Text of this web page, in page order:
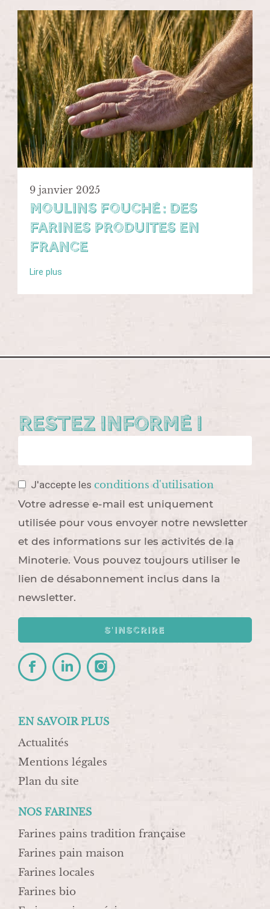
9 janvier 2025
Moulins Fouché : des
farines produites en
France
Lire plus
Restez informé !
J'accepte lesconditions d'utilisation
Votre adresse e-mail est uniquement
utilisée pour vous envoyer notre newsletter
et des informations sur les activités de la
Minoterie. Vous pouvez toujours utiliser le
lien de désabonnement inclus dans la
newsletter.
EN SAVOIR PLUS
Actualités
Mentions légales
Plan du site
NOS FARINES
Farines pains tradition française
Farines pain maison
Farines locales
Farines bio